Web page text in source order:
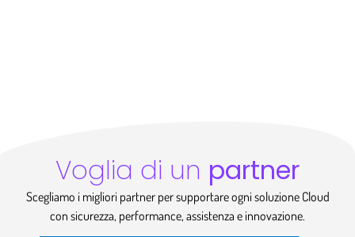
Voglia di un partner
Scegliamo i migliori partner per supportare ogni soluzione Cloud
con sicurezza, performance, assistenza e innovazione.